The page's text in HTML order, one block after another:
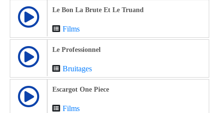
Le Bon La Brute Et Le Truand
Films
Le Professionnel
Bruitages
Escargot One Piece
Films